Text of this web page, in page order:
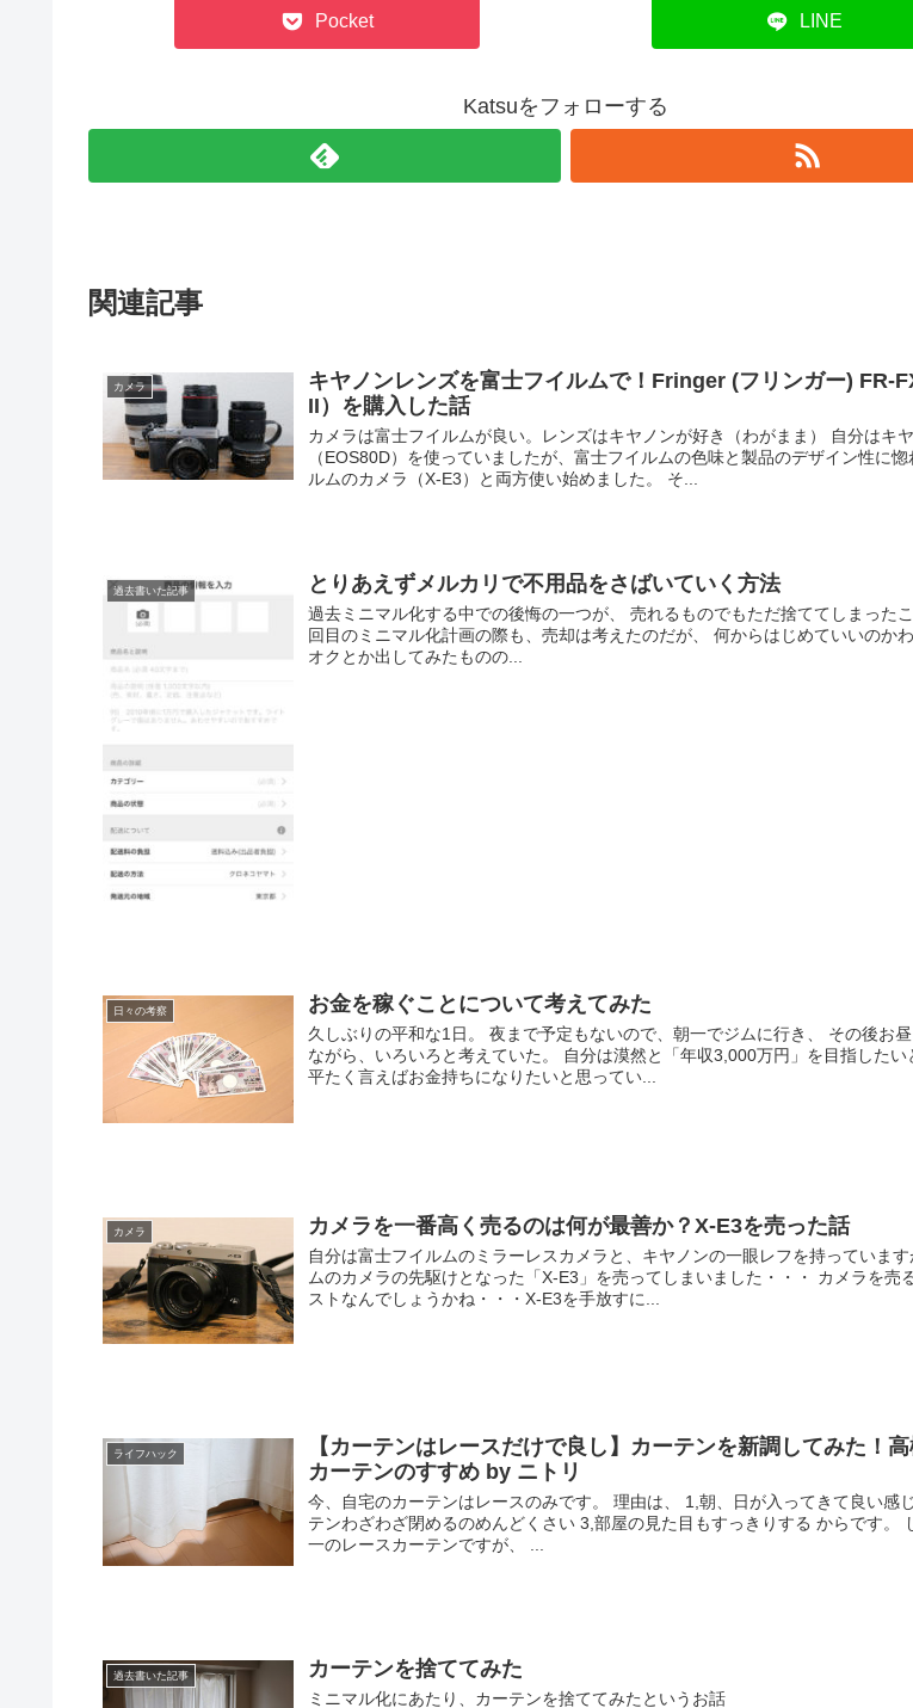
Pocket LINE
Katsuをフォローする
関連記事
カメラ
キヤノンレンズを富士フイルムで！Fringer (フリンガー) FR-
II）を購入した話
カメラは富士フイルムが良い。レンズはキヤノンが好き（わがまま） 自分はキ
（EOS80D）を使っていましたが、富士フイルムの色味と製品のデザイン性に
ルムのカメラ（X-E3）と両方使い始めました。 そ...
過去書いた記事 とりあえずメルカリで不用品をさばいていく方法
過去ミニマル化する中での後悔の一つが、 売れるものでもただ捨ててしまった
回目のミニマル化計画の際も、売却は考えたのだが、 何からはじめていいのか
オクとか出してみたものの...
日々の考察 お金を稼ぐことについて考えてみた
久しぶりの平和な1日。 夜まで予定もないので、朝一でジムに行き、 その後お
ながら、いろいろと考えていた。 自分は漠然と「年収3,000万円」を目指したい
平たく言えばお金持ちになりたいと思ってい...
カメラ カメラを一番高く売るのは何が最善か？X-E3を売った話
自分は富士フイルムのミラーレスカメラと、キヤノンの一眼レフを持っていま
ムのカメラの先駆けとなった「X-E3」を売ってしまいました・・・ カメラを売
ストなんでしょうかね・・・X-E3を手放すに...
ライフハック
【カーテンはレースだけで良し】カーテンを新調してみた！
カーテンのすすめ by ニトリ
今、自宅のカーテンはレースのみです。 理由は、 1,朝、日が入ってきて良い感
テンわざわざ閉めるのめんどくさい 3,部屋の見た目もすっきりする からです。
一のレースカーテンですが、 ...
過去書いた記事 カーテンを捨ててみた
ミニマル化にあたり、カーテンを捨ててみたというお話